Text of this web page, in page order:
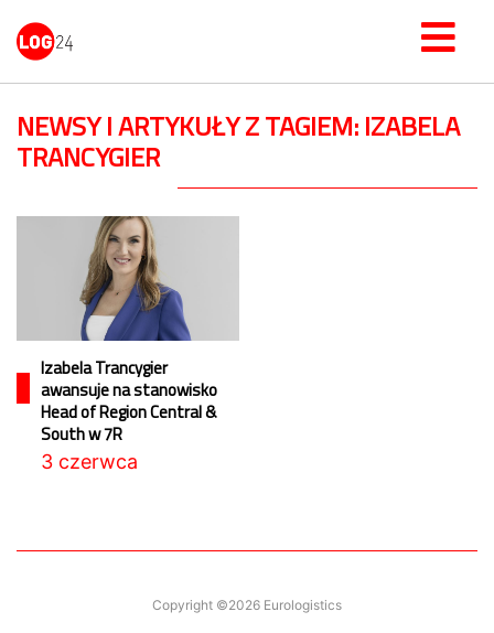
NEWSY I ARTYKUŁY Z TAGIEM: IZABELA
TRANCYGIER
Izabela Trancygier
awansuje na stanowisko
Head of Region Central &
South w 7R
3 czerwca
Copyright ©2026 Eurologistics